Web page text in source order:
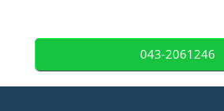
043-2061246